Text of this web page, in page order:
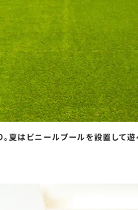
夏はビニールプールを設置して遊